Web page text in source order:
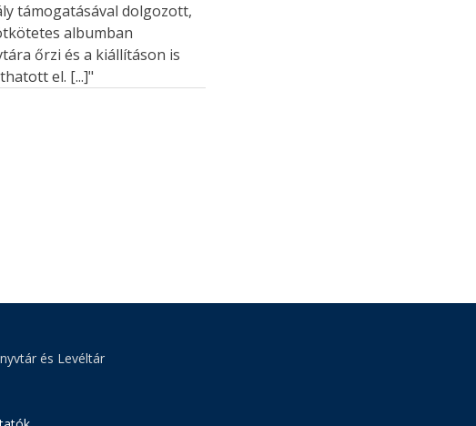
támogatásával dolgozott,
albumban
őrzi és a kiállításon is
el. [...]"
és Levéltár